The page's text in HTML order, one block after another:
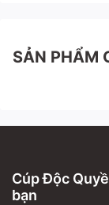
SẢN PHẨM
Cúp Độc
bạn